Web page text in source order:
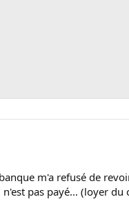
m'a refusé de
pas payé... (loyer du